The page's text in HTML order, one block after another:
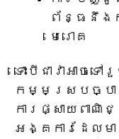
ព័ន្ធនឹងក
មេរោគ
ទោះបីជាវាអាច
កម្មស្របច្បា
ការផ្សាយពាណិ
អង្គការដែលម